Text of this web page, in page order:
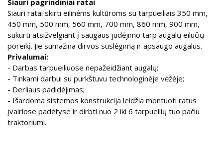
Siauri ratai skirti eilinėms kultūroms su tarpueiliais 350 mm,
450 mm, 500 mm, 560 mm, 700 mm, 860 mm, 900 mm,
sukurti atsižvelgiant į saugaus judėjimo tarp augalų eilučių
poreikį. Jie sumažina dirvos suslėgimą ir apsaugo augalus.
Privalumai:
- Darbas tarpueiliuose nepažeidžiant augalų;
- Tinkami darbui su purkštuvu technologinėje vėžėje;
- Derliaus padidėjimas;
- Išardoma sistemos konstrukcija leidžia montuoti ratus
įvairiose padėtyse ir dirbti nuo 2 iki 6 tarpueilių tuo pačiu
traktoriumi.